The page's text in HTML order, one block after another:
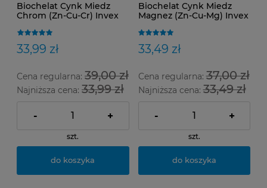
Biochelat Cynk Miedz
Chrom (Zn-Cu-Cr) Invex
33,99 zł
Cena regularna: 39,00 zł
Najniższa cena: 33,99 zł
- +
szt.
do koszyka
Biochelat Cynk Miedz
Magnez (Zn-Cu-Mg) Invex
33,49 zł
Cena regularna:37,00 zł
Najniższa cena:33,49 zł
- +
szt.
do koszyka